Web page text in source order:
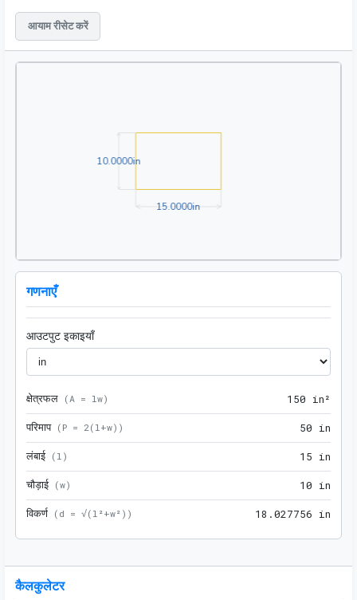
आयाम रीसेट करें
15.0000in15.0000in
10.0000in10.0000in
गणनाएँ
आउटपुट इकाइयाँ
क्षेत्रफल (A = lw) 1 50 in²
परिमाप ( P = 2(l+w) ) 50 in
लंबाई ( l ) 1 5 in
चौड़ाई (w) 10 in
विकर्ण ( d = √(l²+w²) ) 18 .027756 in
कैलकुलेटर